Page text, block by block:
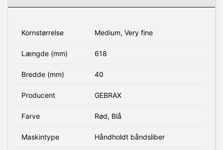
Kornstørrelse Medium, Very fine
Længde (mm) 618
Bredde (mm) 40
Producent GEBRAX
Farve Rød, Blå
Maskintype Håndholdt båndsliber